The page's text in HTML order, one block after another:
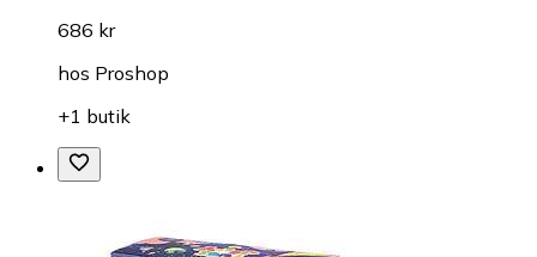
686 kr
hos Proshop
+1 butik